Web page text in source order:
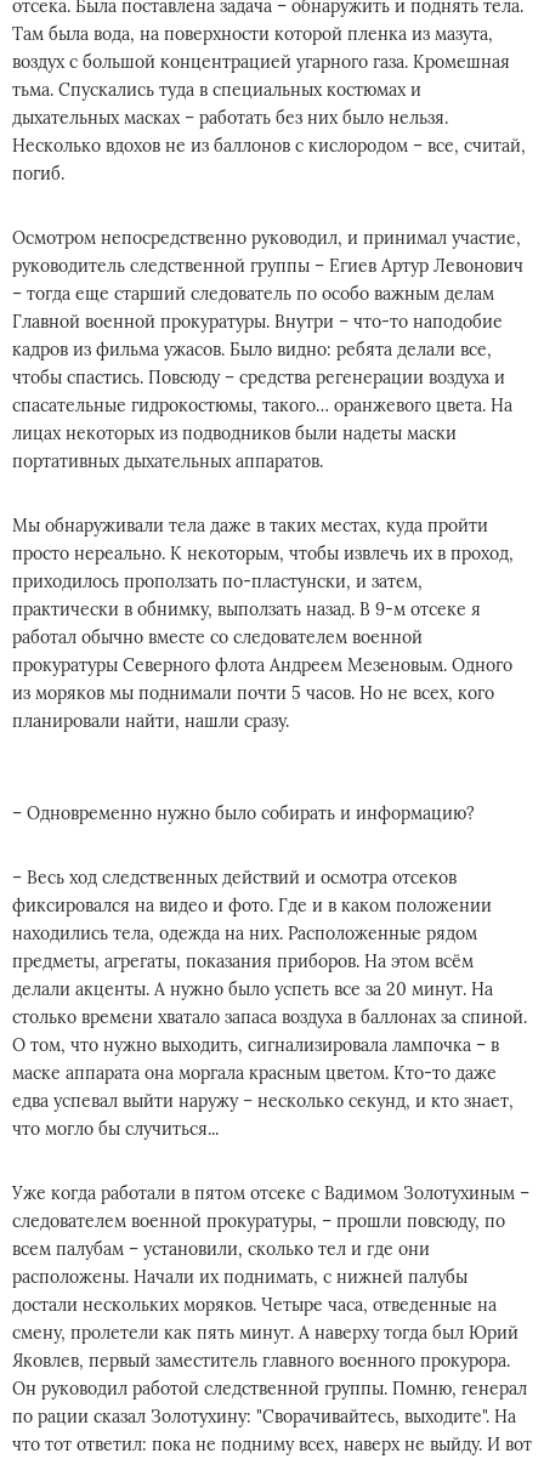
отсека. Была поставлена задача – обнаружить и поднять тела.
Там была вода, на поверхности которой пленка из мазута,
воздух с большой концентрацией угарного газа. Кромешная
тьма. Спускались туда в специальных костюмах и
дыхательных масках – работать без них было нельзя.
Несколько вдохов не из баллонов с кислородом – все, считай,
погиб.
Осмотром непосредственно руководил, и принимал участие,
руководитель следственной группы – Егиев Артур Левонович
– тогда еще старший следователь по особо важным делам
Главной военной прокуратуры. Внутри – что-то наподобие
кадров из фильма ужасов. Было видно: ребята делали все,
чтобы спастись. Повсюду – средства регенерации воздуха и
спасательные гидрокостюмы, такого… оранжевого цвета. На
лицах некоторых из подводников были надеты маски
портативных дыхательных аппаратов.
Мы обнаруживали тела даже в таких местах, куда пройти
просто нереально. К некоторым, чтобы извлечь их в проход,
приходилось проползать по-пластунски, и затем,
практически в обнимку, выползать назад. В 9-м отсеке я
работал обычно вместе со следователем военной
прокуратуры Северного флота Андреем Мезеновым. Одного
из моряков мы поднимали почти 5 часов. Но не всех, кого
планировали найти, нашли сразу.
– Одновременно нужно было собирать и информацию?
– Весь ход следственных действий и осмотра отсеков
фиксировался на видео и фото. Где и в каком положении
находились тела, одежда на них. Расположенные рядом
предметы, агрегаты, показания приборов. На этом всём
делали акценты. А нужно было успеть все за 20 минут. На
столько времени хватало запаса воздуха в баллонах за спиной.
О том, что нужно выходить, сигнализировала лампочка – в
маске аппарата она моргала красным цветом. Кто-то даже
едва успевал выйти наружу – несколько секунд, и кто знает,
что могло бы случиться...
Уже когда работали в пятом отсеке с Вадимом Золотухиным –
следователем военной прокуратуры, – прошли повсюду, по
всем палубам – установили, сколько тел и где они
расположены. Начали их поднимать, с нижней палубы
достали нескольких моряков. Четыре часа, отведенные на
смену, пролетели как пять минут. А наверху тогда был Юрий
Яковлев, первый заместитель главного военного прокурора.
Он руководил работой следственной группы. Помню, генерал
по рации сказал Золотухину: "Сворачивайтесь, выходите". На
что тот ответил: пока не подниму всех, наверх не выйду. И вот